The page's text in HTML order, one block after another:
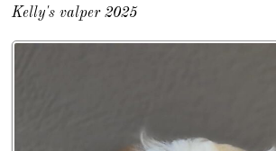
Kelly's valper 2025